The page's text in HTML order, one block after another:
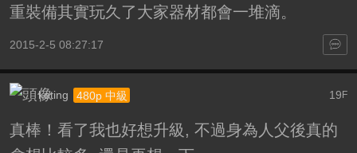
重裝備其實玩久了大家器材都會一堆滴。
2015-2-5 08:27:17
19 F
koting 480p 中級
真棒！看了我也好想升級, 不過身為人父後真的